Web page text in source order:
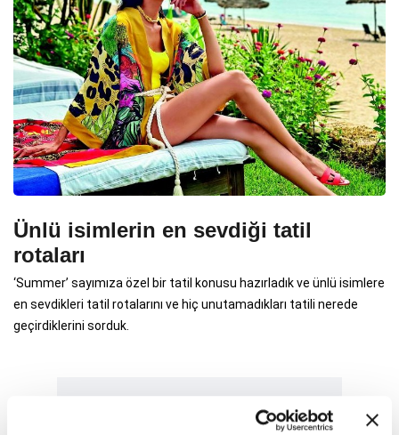
Ünlü isimlerin en sevdiği tatil
rotaları
‘Summer’ sayımıza özel bir tatil konusu hazırladık ve ünlü isimlere
en sevdikleri tatil rotalarını ve hiç unutamadıkları tatili nerede
geçirdiklerini sorduk.